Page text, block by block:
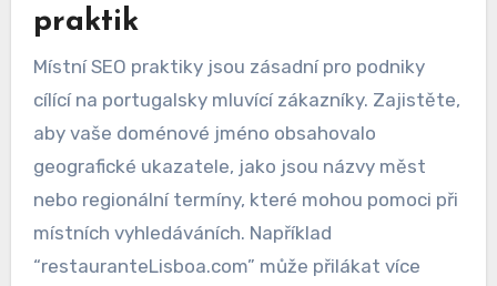
praktik
Místní SEO praktiky jsou zásadní pro podniky
cílící na portugalsky mluvící zákazníky. Zajistěte,
aby vaše doménové jméno obsahovalo
geografické ukazatele, jako jsou názvy měst
nebo regionální termíny, které mohou pomoci při
místních vyhledáváních. Například
“restauranteLisboa.com” může přilákat více